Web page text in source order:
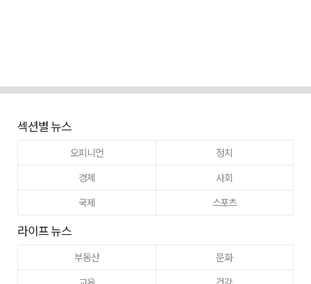
섹션별 뉴스
오피니언
정치
경제
사회
국제
스포츠
라이프 뉴스
부동산
문화